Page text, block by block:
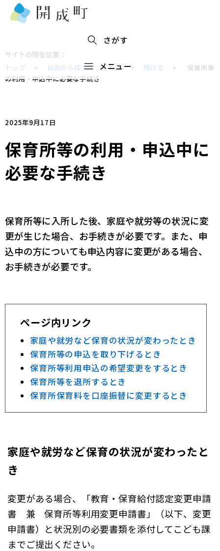
さがす
メニュー
サイトの現在位置：
トップ > 目的から探す（こども）> 預ける >
保育所等
の利用・申込中に必要な手続き
2025年9月17日
保育所等の利用・申込中に
必要な手続き
保育所等に入所した後、家庭や就労等の状況に変
更が生じた場合、お手続きが必要です。また、申
込中の方についても申込内容に変更がある場合、
お手続きが必要です。
ページ内リンク
家庭や就労など保育の状況が変わったとき
保育所等の申込を取り下げるとき
保育所等利用申込の希望変更をするとき
保育所等を退所するとき
保育所保育料を口座振替に変更するとき
家庭や就労など保育の状況が変わったと
き
変更がある場合、「教育・保育給付認定変更申請
書 兼 保育所等利用変更申請書」（以下、変更
申請書）と状況別の必要書類を添付してこども課
までご提出ください。